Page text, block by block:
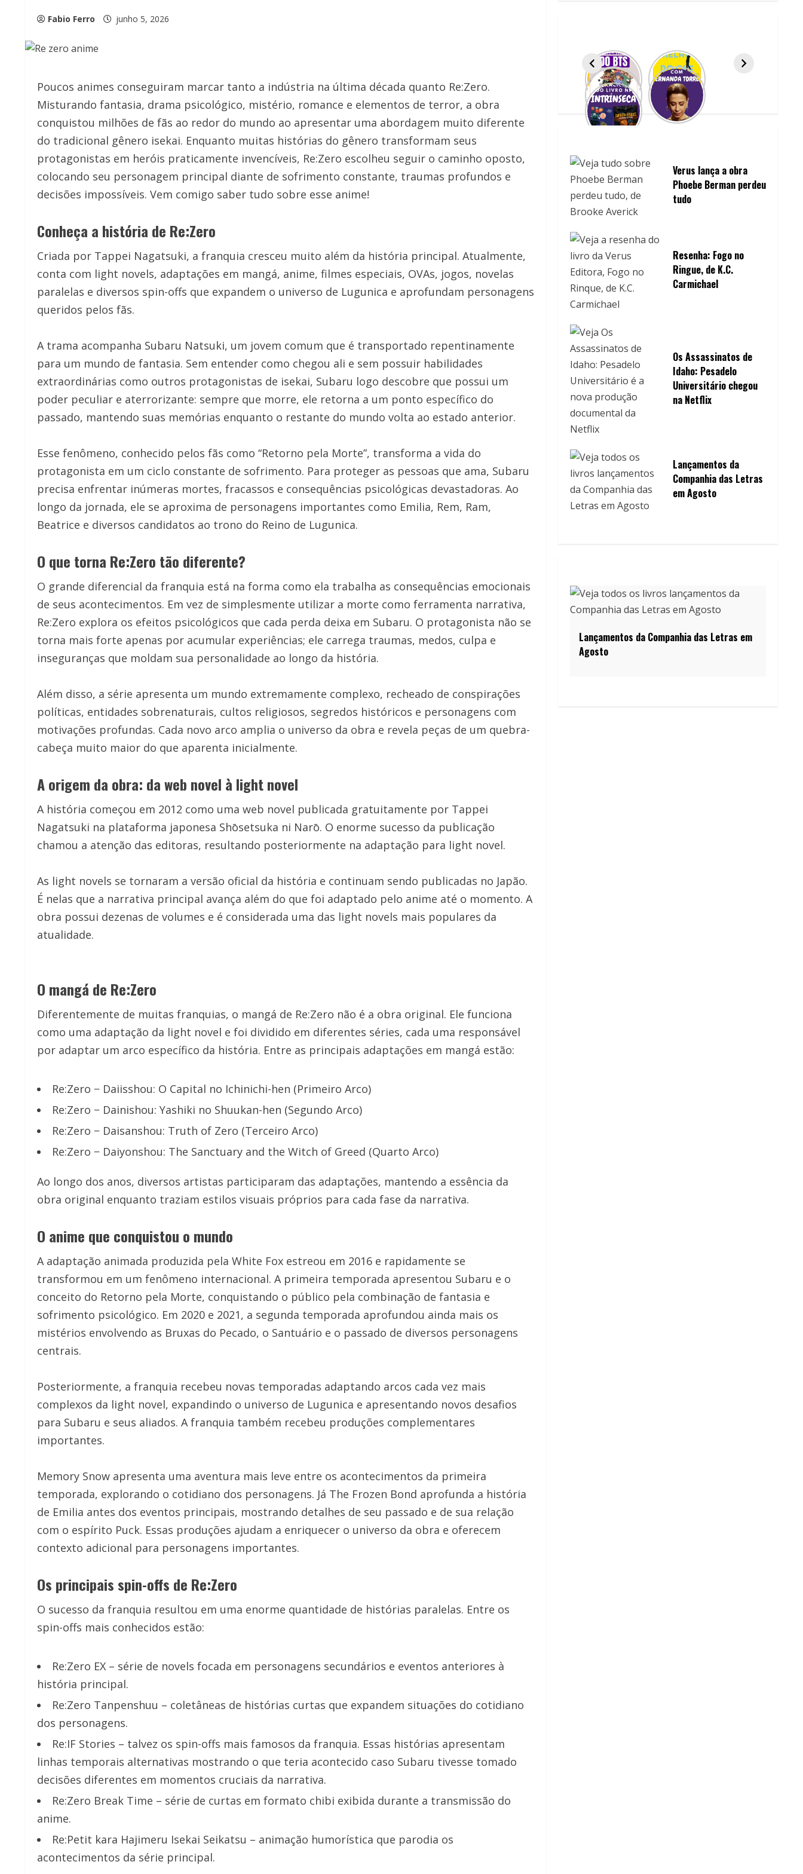
Fabio Ferro junho 5, 2026
Poucos animes conseguiram marcar tanto a indústria na última década quanto Re:Zero.
Misturando fantasia, drama psicológico, mistério, romance e elementos de terror, a obra
conquistou milhões de fãs ao redor do mundo ao apresentar uma abordagem muito diferente
do tradicional gênero isekai. Enquanto muitas histórias do gênero transformam seus
protagonistas em heróis praticamente invencíveis, Re:Zero escolheu seguir o caminho oposto,
colocando seu personagem principal diante de sofrimento constante, traumas profundos e
decisões impossíveis. Vem comigo saber tudo sobre esse anime!
Conheça a história de Re:Zero
Criada por Tappei Nagatsuki, a franquia cresceu muito além da história principal. Atualmente,
conta com light novels, adaptações em mangá, anime, filmes especiais, OVAs, jogos, novelas
paralelas e diversos spin-offs que expandem o universo de Lugunica e aprofundam personagens
queridos pelos fãs.
A trama acompanha Subaru Natsuki, um jovem comum que é transportado repentinamente
para um mundo de fantasia. Sem entender como chegou ali e sem possuir habilidades
extraordinárias como outros protagonistas de isekai, Subaru logo descobre que possui um
poder peculiar e aterrorizante: sempre que morre, ele retorna a um ponto específico do
passado, mantendo suas memórias enquanto o restante do mundo volta ao estado anterior.
Esse fenômeno, conhecido pelos fãs como “Retorno pela Morte”, transforma a vida do
protagonista em um ciclo constante de sofrimento. Para proteger as pessoas que ama, Subaru
precisa enfrentar inúmeras mortes, fracassos e consequências psicológicas devastadoras. Ao
longo da jornada, ele se aproxima de personagens importantes como Emilia, Rem, Ram,
Beatrice e diversos candidatos ao trono do Reino de Lugunica.
O que torna Re:Zero tão diferente?
O grande diferencial da franquia está na forma como ela trabalha as consequências emocionais
de seus acontecimentos. Em vez de simplesmente utilizar a morte como ferramenta narrativa,
Re:Zero explora os efeitos psicológicos que cada perda deixa em Subaru. O protagonista não se
torna mais forte apenas por acumular experiências; ele carrega traumas, medos, culpa e
inseguranças que moldam sua personalidade ao longo da história.
Além disso, a série apresenta um mundo extremamente complexo, recheado de conspirações
políticas, entidades sobrenaturais, cultos religiosos, segredos históricos e personagens com
motivações profundas. Cada novo arco amplia o universo da obra e revela peças de um quebra-
cabeça muito maior do que aparenta inicialmente.
A origem da obra: da web novel à light novel
A história começou em 2012 como uma web novel publicada gratuitamente por Tappei
Nagatsuki na plataforma japonesa Shōsetsuka ni Narō. O enorme sucesso da publicação
chamou a atenção das editoras, resultando posteriormente na adaptação para light novel.
As light novels se tornaram a versão oficial da história e continuam sendo publicadas no Japão.
É nelas que a narrativa principal avança além do que foi adaptado pelo anime até o momento. A
obra possui dezenas de volumes e é considerada uma das light novels mais populares da
atualidade.
O mangá de Re:Zero
Diferentemente de muitas franquias, o mangá de Re:Zero não é a obra original. Ele funciona
como uma adaptação da light novel e foi dividido em diferentes séries, cada uma responsável
por adaptar um arco específico da história. Entre as principais adaptações em mangá estão:
Re:Zero − Daiisshou: O Capital no Ichinichi-hen (Primeiro Arco)
Re:Zero − Dainishou: Yashiki no Shuukan-hen (Segundo Arco)
Re:Zero − Daisanshou: Truth of Zero (Terceiro Arco)
Re:Zero − Daiyonshou: The Sanctuary and the Witch of Greed (Quarto Arco)
Ao longo dos anos, diversos artistas participaram das adaptações, mantendo a essência da
obra original enquanto traziam estilos visuais próprios para cada fase da narrativa.
O anime que conquistou o mundo
A adaptação animada produzida pela White Fox estreou em 2016 e rapidamente se
transformou em um fenômeno internacional. A primeira temporada apresentou Subaru e o
conceito do Retorno pela Morte, conquistando o público pela combinação de fantasia e
sofrimento psicológico. Em 2020 e 2021, a segunda temporada aprofundou ainda mais os
mistérios envolvendo as Bruxas do Pecado, o Santuário e o passado de diversos personagens
centrais.
Posteriormente, a franquia recebeu novas temporadas adaptando arcos cada vez mais
complexos da light novel, expandindo o universo de Lugunica e apresentando novos desafios
para Subaru e seus aliados. A franquia também recebeu produções complementares
importantes.
Memory Snow apresenta uma aventura mais leve entre os acontecimentos da primeira
temporada, explorando o cotidiano dos personagens. Já The Frozen Bond aprofunda a história
de Emilia antes dos eventos principais, mostrando detalhes de seu passado e de sua relação
com o espírito Puck. Essas produções ajudam a enriquecer o universo da obra e oferecem
contexto adicional para personagens importantes.
Os principais spin-offs de Re:Zero
O sucesso da franquia resultou em uma enorme quantidade de histórias paralelas. Entre os
spin-offs mais conhecidos estão:
Re:Zero EX – série de novels focada em personagens secundários e eventos anteriores à
história principal.
Re:Zero Tanpenshuu – coletâneas de histórias curtas que expandem situações do cotidiano
dos personagens.
Re:IF Stories – talvez os spin-offs mais famosos da franquia. Essas histórias apresentam
linhas temporais alternativas mostrando o que teria acontecido caso Subaru tivesse tomado
decisões diferentes em momentos cruciais da narrativa.
Re:Zero Break Time – série de curtas em formato chibi exibida durante a transmissão do
anime.
Re:Petit kara Hajimeru Isekai Seikatsu – animação humorística que parodia os
acontecimentos da série principal.
Verus lança a obra
Phoebe Berman perdeu
tudo
Resenha: Fogo no
Ringue, de K.C.
Carmichael
Os Assassinatos de
Idaho: Pesadelo
Universitário chegou
na Netflix
Lançamentos da
Companhia das Letras
em Agosto
Lançamentos da Companhia das Letras em
Agosto